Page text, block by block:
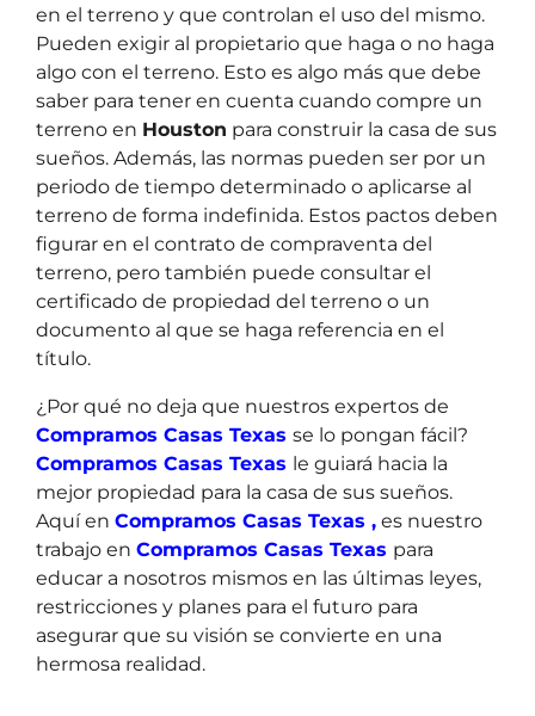
en el terreno y que controlan el uso del mismo.
Pueden exigir al propietario que haga o no haga
algo con el terreno. Esto es algo más que debe
saber para tener en cuenta cuando compre un
terreno en Houston para construir la casa de sus
sueños. Además, las normas pueden ser por un
periodo de tiempo determinado o aplicarse al
terreno de forma indefinida. Estos pactos deben
figurar en el contrato de compraventa del
terreno, pero también puede consultar el
certificado de propiedad del terreno o un
documento al que se haga referencia en el
título.
¿Por qué no deja que nuestros expertos de
Compramos Casas Texas se lo pongan fácil?
Compramos Casas Texas le guiará hacia la
mejor propiedad para la casa de sus sueños.
Aquí en Compramos Casas Texas , es nuestro
trabajo en Compramos Casas Texas para
educar a nosotros mismos en las últimas leyes,
restricciones y planes para el futuro para
asegurar que su visión se convierte en una
hermosa realidad.